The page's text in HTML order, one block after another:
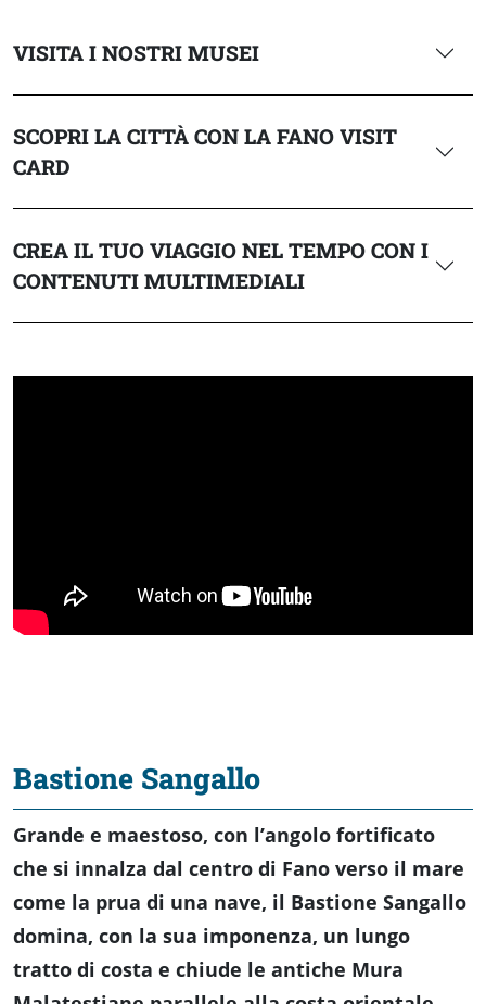
VISITA I NOSTRI MUSEI
SCOPRI LA CITTÀ CON LA FANO VISIT
CARD
CREA IL TUO VIAGGIO NEL TEMPO CON I
CONTENUTI MULTIMEDIALI
Bastione Sangallo
Grande e maestoso, con l’angolo fortificato
che si innalza dal centro di Fano verso il mare
come la prua di una nave, il Bastione Sangallo
domina, con la sua imponenza, un lungo
tratto di costa e chiude le antiche Mura